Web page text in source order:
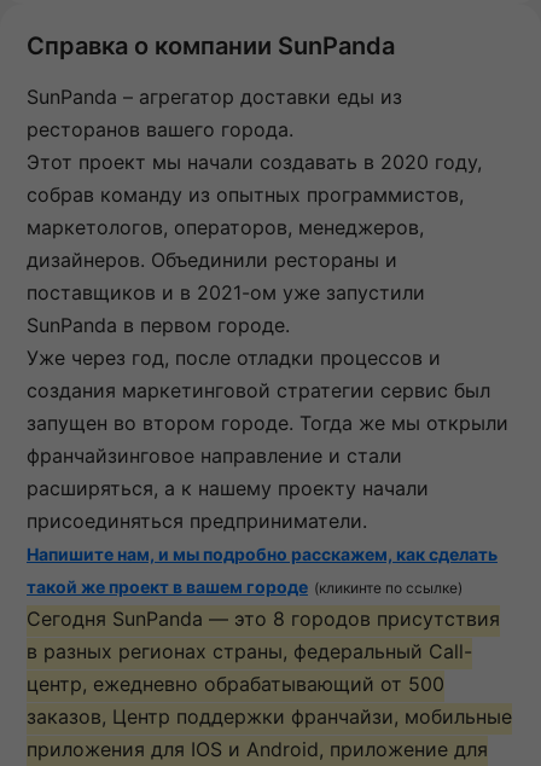
Справка о компании SunPanda
SunPanda – агрегатор доставки еды из
ресторанов вашего города.
Этот проект мы начали создавать в 2020 году,
собрав команду из опытных программистов,
маркетологов, операторов, менеджеров,
дизайнеров. Объединили рестораны и
поставщиков и в 2021-ом уже запустили
SunPanda в первом городе.
Уже через год, после отладки процессов и
создания маркетинговой стратегии сервис был
запущен во втором городе. Тогда же мы открыли
франчайзинговое направление и стали
расширяться, а к нашему проекту начали
присоединяться предприниматели.
Напишите нам, и мы подробно расскажем, как сделать
такой же проект в вашем городе (кликинте по ссылке)
Сегодня SunPanda — это 8 городов присутствия
в разных регионах страны, федеральный Call-
центр, ежедневно обрабатывающий от 500
заказов, Центр поддержки франчайзи, мобильные
приложения для IOS и Android, приложение для